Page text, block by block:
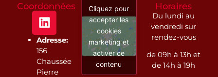
Coordonnées
Adresse:
156
Chaussée
Pierre
Cliquez pour
accepter les
cookies
marketing et
activer ce
contenu
Horaires
Du lundi au
vendredi sur
rendez-vous
de 09h à 13h et
de 14h à 19h